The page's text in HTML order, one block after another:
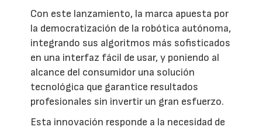
Con este lanzamiento, la marca apuesta por
la democratización de la robótica autónoma,
integrando sus algoritmos más sofisticados
en una interfaz fácil de usar, y poniendo al
alcance del consumidor una solución
tecnológica que garantice resultados
profesionales sin invertir un gran esfuerzo.
Esta innovación responde a la necesidad de